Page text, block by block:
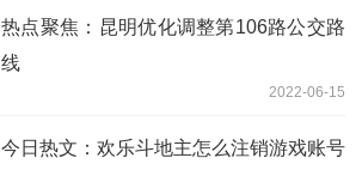
热点聚焦：昆明优化调整第106路公交路
线
2022-06-15
今日热文：欢乐斗地主怎么注销游戏账号